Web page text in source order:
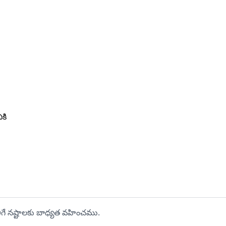
నష్టాలకు బాధ్యత వహించము.